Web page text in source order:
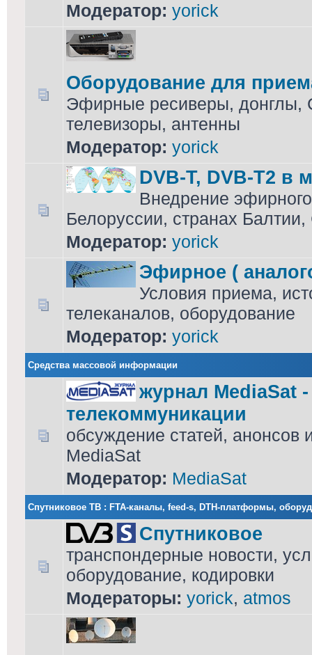
Модератор: yorick
Оборудование для
Эфирные ресиверы, донглы,
телевизоры, антенны
Модератор: yorick
DVB-T, DVB-T2 в
Внедрение
Белоруссии, странах
Модератор: yorick
Эфирное (
Условия приема,
телеканалов, оборудование
Модератор: yorick
Средства массовой информации
журнал MediaSat
телекоммуникации
обсуждение статей, анонсов
MediaSat
Модератор: MediaSat
Cпутниковое ТВ : FTA-каналы, feed-s, DTH-платформы,
Спутниковое
транспондерные новости,
оборудование, кодировки
Модераторы: yorick, atmos